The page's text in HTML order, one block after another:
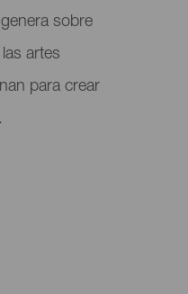
sobre
artes
para crear